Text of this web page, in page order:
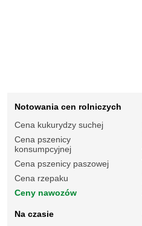
Notowania cen rolniczych
Cena kukurydzy suchej
Cena pszenicy
konsumpcyjnej
Cena pszenicy paszowej
Cena rzepaku
Ceny nawozów
Na czasie